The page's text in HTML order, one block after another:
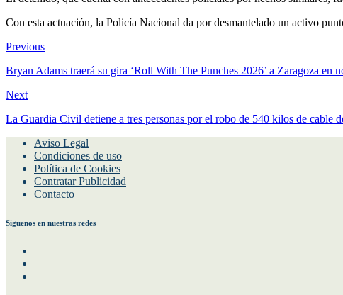
Con esta actuación, la Policía Nacional da por desmantelado un activo
Previous
Bryan Adams traerá su gira ‘Roll With The Punches 2026’ a Zaragoza en
Next
La Guardia Civil detiene a tres personas por el robo de 540 kilos de cable
Aviso Legal
Condiciones de uso
Política de Cookies
Contratar Publicidad
Contacto
Siguenos en nuestras redes